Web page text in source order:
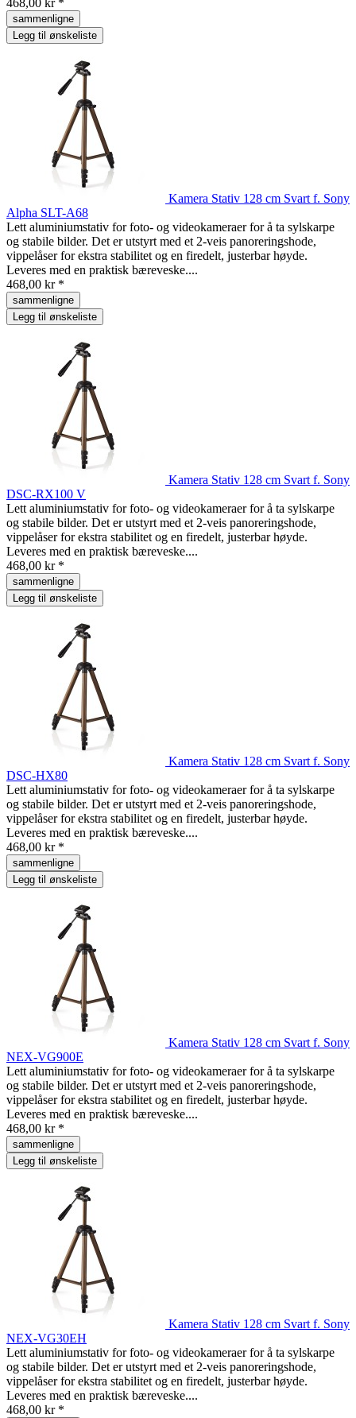
sammenligne
Legg til ønskeliste
Kamera Stativ 128 cm Svart f. Sony
Alpha SLT-A68
Lett aluminiumstativ for foto- og videokameraer for å ta sylskarpe
og stabile bilder. Det er utstyrt med et 2-veis panoreringshode,
vippelåser for ekstra stabilitet og en firedelt, justerbar høyde.
Leveres med en praktisk bæreveske....
468,00 kr *
sammenligne
Legg til ønskeliste
Kamera Stativ 128 cm Svart f. Sony
DSC-RX100 V
Lett aluminiumstativ for foto- og videokameraer for å ta sylskarpe
og stabile bilder. Det er utstyrt med et 2-veis panoreringshode,
vippelåser for ekstra stabilitet og en firedelt, justerbar høyde.
Leveres med en praktisk bæreveske....
468,00 kr *
sammenligne
Legg til ønskeliste
Kamera Stativ 128 cm Svart f. Sony
DSC-HX80
Lett aluminiumstativ for foto- og videokameraer for å ta sylskarpe
og stabile bilder. Det er utstyrt med et 2-veis panoreringshode,
vippelåser for ekstra stabilitet og en firedelt, justerbar høyde.
Leveres med en praktisk bæreveske....
468,00 kr *
sammenligne
Legg til ønskeliste
Kamera Stativ 128 cm Svart f. Sony
NEX-VG900E
Lett aluminiumstativ for foto- og videokameraer for å ta sylskarpe
og stabile bilder. Det er utstyrt med et 2-veis panoreringshode,
vippelåser for ekstra stabilitet og en firedelt, justerbar høyde.
Leveres med en praktisk bæreveske....
468,00 kr *
sammenligne
Legg til ønskeliste
Kamera Stativ 128 cm Svart f. Sony
NEX-VG30EH
Lett aluminiumstativ for foto- og videokameraer for å ta sylskarpe
og stabile bilder. Det er utstyrt med et 2-veis panoreringshode,
vippelåser for ekstra stabilitet og en firedelt, justerbar høyde.
Leveres med en praktisk bæreveske....
468,00 kr *